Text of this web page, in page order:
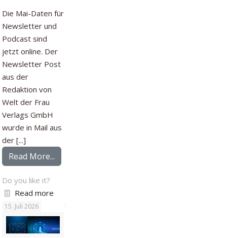
Die Mai-Daten für
Newsletter und
Podcast sind
jetzt online. Der
Newsletter Post
aus der
Redaktion von
Welt der Frau
Verlags GmbH
wurde in Mail aus
der [...]
Read More...
Do you like it?
Read more
15. Juli 2026